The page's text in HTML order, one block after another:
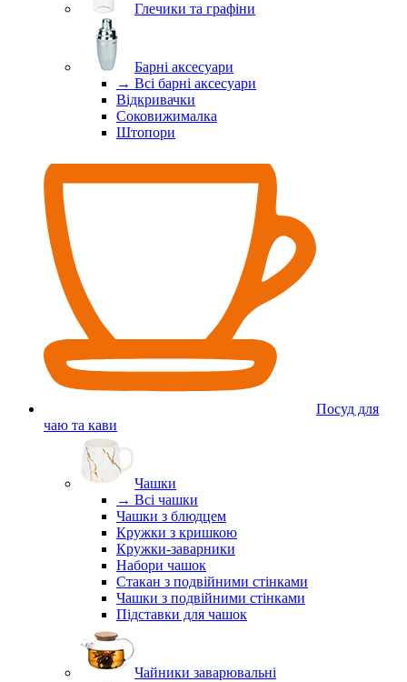
Глечики та графіни
Барні аксесуари
→ Всі барні аксесуари
Відкривачки
Соковижималка
Штопори
Посуд для
чаю та кави
Чашки
→ Всі чашки
Чашки з блюдцем
Кружки з кришкою
Кружки-заварники
Набори чашок
Стакан з подвійними стінками
Чашки з подвійними стінками
Підставки для чашок
Чайники заварювальні